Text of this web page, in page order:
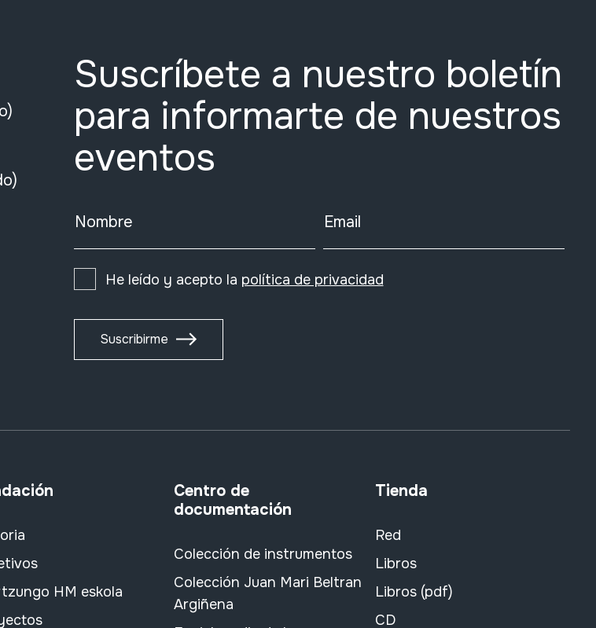
Suscríbete a nuestro boletín
para informarte de nuestros
eventos
Nombre Email
He leído y acepto la política de privacidad
Suscribirme
HM eskola
Centro de
documentación
Colección de instrumentos
Colección Juan Mari Beltran
Argiñena
Tienda
Red
Libros
Libros (pdf)
CD